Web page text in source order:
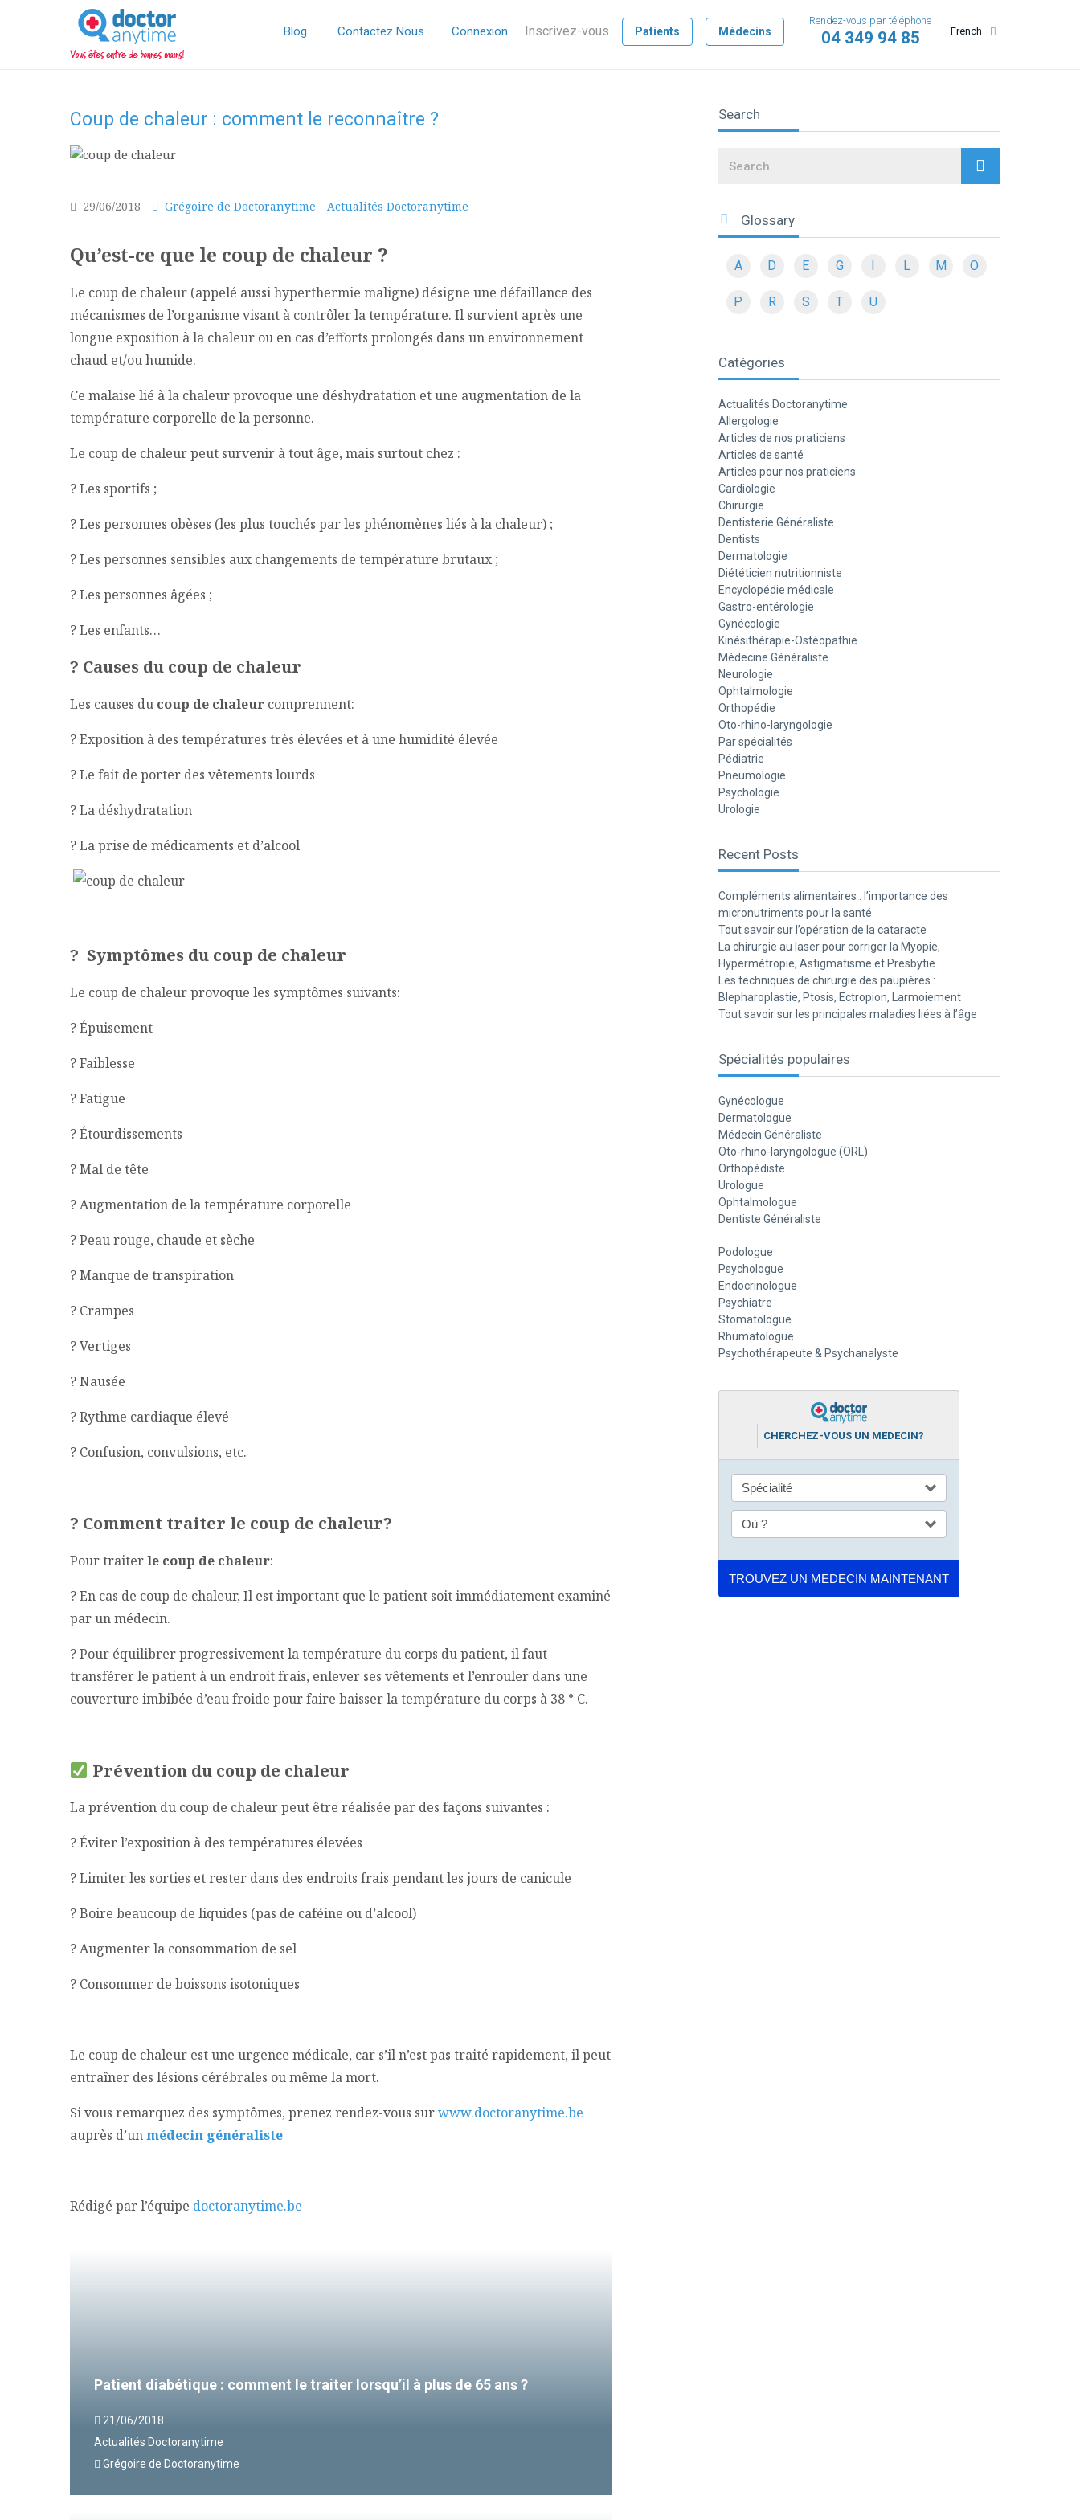
DoctorAnyTime
You
are
in
good
Blog Contactez Nous Connexion Inscrivez-vous Patients Médecins French
Rendez-vous par téléphone
04 349 94 85
Coup de chaleur : comment le reconnaître ?
29/06/2018 Grégoire de Doctoranytime Actualités Doctoranytime
Qu’est-ce que le coup de chaleur ?
Le coup de chaleur (appelé aussi hyperthermie maligne) désigne une défaillance des
mécanismes de l’organisme visant à contrôler la température. Il survient après une
longue exposition à la chaleur ou en cas d’efforts prolongés dans un environnement
chaud et/ou humide.
Ce malaise lié à la chaleur provoque une déshydratation et une augmentation de la
température corporelle de la personne.
Le coup de chaleur peut survenir à tout âge, mais surtout chez :
? Les sportifs ;
? Les personnes obèses (les plus touchés par les phénomènes liés à la chaleur) ;
? Les personnes sensibles aux changements de température brutaux ;
? Les personnes âgées ;
? Les enfants…
? Causes du coup de chaleur
Les causes du coup de chaleur comprennent:
? Exposition à des températures très élevées et à une humidité élevée
? Le fait de porter des vêtements lourds
? La déshydratation
? La prise de médicaments et d’alcool
? Symptômes du coup de chaleur
Le coup de chaleur provoque les symptômes suivants:
? Épuisement
? Faiblesse
? Fatigue
? Étourdissements
? Mal de tête
? Augmentation de la température corporelle
? Peau rouge, chaude et sèche
? Manque de transpiration
? Crampes
? Vertiges
? Nausée
? Rythme cardiaque élevé
? Confusion, convulsions, etc.
? Comment traiter le coup de chaleur?
Pour traiterle coup de chaleur:
? En cas de coup de chaleur, Il est important que le patient soit immédiatement examiné
par un médecin.
? Pour équilibrer progressivement la température du corps du patient, il faut
transférer le patient à un endroit frais, enlever ses vêtements et l’enrouler dans une
couverture imbibée d’eau froide pour faire baisser la température du corps à 38 ° C.
Prévention du coup de chaleur
La prévention du coup de chaleur peut être réalisée par des façons suivantes :
? Éviter l’exposition à des températures élevées
? Limiter les sorties et rester dans des endroits frais pendant les jours de canicule
? Boire beaucoup de liquides (pas de caféine ou d’alcool)
? Augmenter la consommation de sel
? Consommer de boissons isotoniques
Le coup de chaleur est une urgence médicale, car s’il n’est pas traité rapidement, il peut
entraîner des lésions cérébrales ou même la mort.
Si vous remarquez des symptômes, prenez rendez-vous surwww.doctoranytime.be
auprès d’unmédecin généraliste
Rédigé par l’équipe doctoranytime.be
Patient diabétique : comment le traiter lorsqu’il à plus de 65 ans ?
21/06/2018
Actualités Doctoranytime
Grégoire de Doctoranytime
Search
Search
Glossary
A D E G I L M O
P R S T U
Catégories
Actualités Doctoranytime
Allergologie
Articles de nos praticiens
Articles de santé
Articles pour nos praticiens
Cardiologie
Chirurgie
Dentisterie Généraliste
Dentists
Dermatologie
Diététicien nutritionniste
Encyclopédie médicale
Gastro-entérologie
Gynécologie
Kinésithérapie-Ostéopathie
Médecine Généraliste
Neurologie
Ophtalmologie
Orthopédie
Oto-rhino-laryngologie
Par spécialités
Pédiatrie
Pneumologie
Psychologie
Urologie
Recent Posts
Compléments alimentaires : l’importance des
micronutriments pour la santé
Tout savoir sur l’opération de la cataracte
La chirurgie au laser pour corriger la Myopie,
Hypermétropie, Astigmatisme et Presbytie
Les techniques de chirurgie des paupières :
Blepharoplastie, Ptosis, Ectropion, Larmoiement
Tout savoir sur les principales maladies liées à l’âge
Spécialités populaires
Gynécologue
Dermatologue
Médecin Généraliste
Oto-rhino-laryngologue (ORL)
Orthopédiste
Urologue
Ophtalmologue
Dentiste Généraliste
Podologue
Psychologue
Endocrinologue
Psychiatre
Stomatologue
Rhumatologue
Psychothérapeute & Psychanalyste
CHERCHEZ-VOUS UN MEDECIN?